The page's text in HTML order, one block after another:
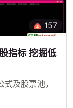
157
指标 挖掘低
及股票池，